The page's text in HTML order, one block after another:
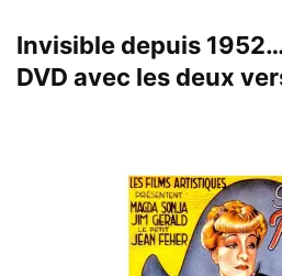
Invisible depuis
DVD avec les deux